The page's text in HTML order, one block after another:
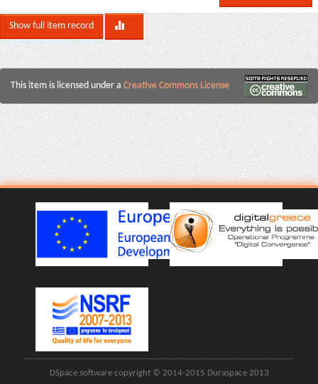
Show full item record
This item is licensed under a Creative Commons License
DSpace software copyright © 2014-2015 Duraspace 2013